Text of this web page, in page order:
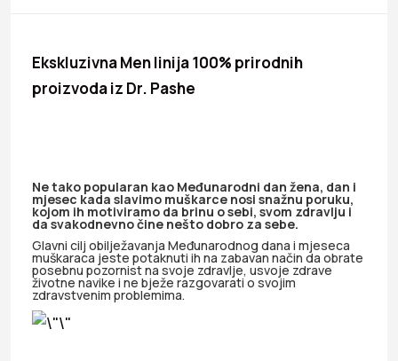
Ekskluzivna Men linija 100% prirodnih
proizvoda iz Dr. Pashe
Ne tako popularan kao Međunarodni dan žena, dan i
mjesec kada slavimo muškarce nosi snažnu poruku,
kojom ih motiviramo da brinu o sebi, svom zdravlju i
da svakodnevno čine nešto dobro za sebe.
Glavni cilj obilježavanja Međunarodnog dana i mjeseca
muškaraca jeste potaknuti ih na zabavan način da obrate
posebnu pozornist na svoje zdravlje, usvoje zdrave
životne navike i ne bježe razgovarati o svojim
zdravstvenim problemima.